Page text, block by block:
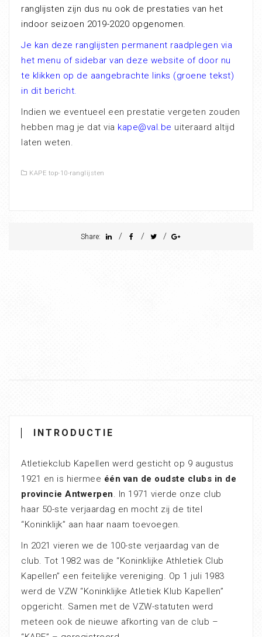
ranglijsten zijn dus nu ook de prestaties van het
indoor seizoen 2019-2020 opgenomen.
Je kan deze ranglijsten permanent raadplegen via
het menu of sidebar van deze website of door nu
te klikken op de aangebrachte links (groene tekst)
in dit bericht.
Indien we eventueel een prestatie vergeten zouden
hebben mag je dat via kape@val.be uiteraard altijd
laten weten.
KAPE top-10-ranglijsten
Share: / / /
INTRODUCTIE
Atletiekclub Kapellen werd gesticht op 9 augustus
1921 en is hiermee één van de oudste clubs in de
provincie Antwerpen. In 1971 vierde onze club
haar 50-ste verjaardag en mocht zij de titel
“Koninklijk” aan haar naam toevoegen.
In 2021 vieren we de 100-ste verjaardag van de
club. Tot 1982 was de “Koninklijke Athletiek Club
Kapellen” een feitelijke vereniging. Op 1 juli 1983
werd de VZW “Koninklijke Atletiek Klub Kapellen”
opgericht. Samen met de VZW-statuten werd
meteen ook de nieuwe afkorting van de club –